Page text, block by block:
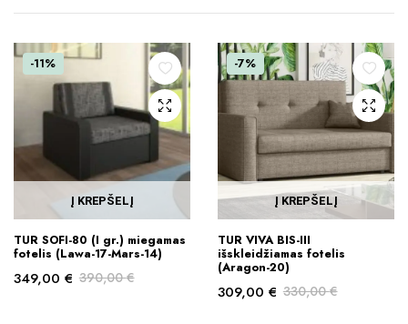
-11%
Į KREPŠELĮ
TUR SOFI-80 (I gr.) miegamas
fotelis (Lawa-17-Mars-14)
390,00€
349,00 €
-7%
Į KREPŠELĮ
TUR VIVA BIS-III
išskleidžiamas fotelis
(Aragon-20)
330,00€
309,00 €